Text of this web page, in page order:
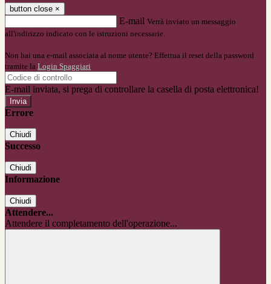
button close ×
E-mail Verrà inviato un messaggio
all'indirizzo indicato con le istruzioni necessarie.
Non hai una e-mail associata al nome utente? Effettua il reset della password
tramite la Login Spaggiari
E-mail inviata, si prega di controllare la casella di posta elettronica!
Errore
Chiudi
Successo
Chiudi
Informazione
Chiudi
Attendere...
Attendere il completamento dell'operazione...